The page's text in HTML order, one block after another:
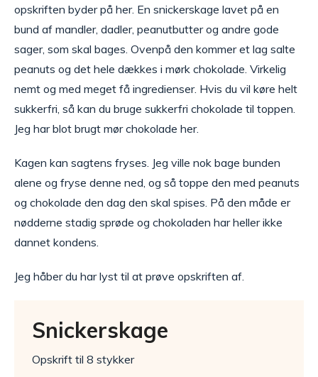
opskriften byder på her. En snickerskage lavet på en
bund af mandler, dadler, peanutbutter og andre gode
sager, som skal bages. Ovenpå den kommer et lag salte
peanuts og det hele dækkes i mørk chokolade. Virkelig
nemt og med meget få ingredienser. Hvis du vil køre helt
sukkerfri, så kan du bruge sukkerfri chokolade til toppen.
Jeg har blot brugt mør chokolade her.
Kagen kan sagtens fryses. Jeg ville nok bage bunden
alene og fryse denne ned, og så toppe den med peanuts
og chokolade den dag den skal spises. På den måde er
nødderne stadig sprøde og chokoladen har heller ikke
dannet kondens.
Jeg håber du har lyst til at prøve opskriften af.
Snickerskage
Opskrift til 8 stykker